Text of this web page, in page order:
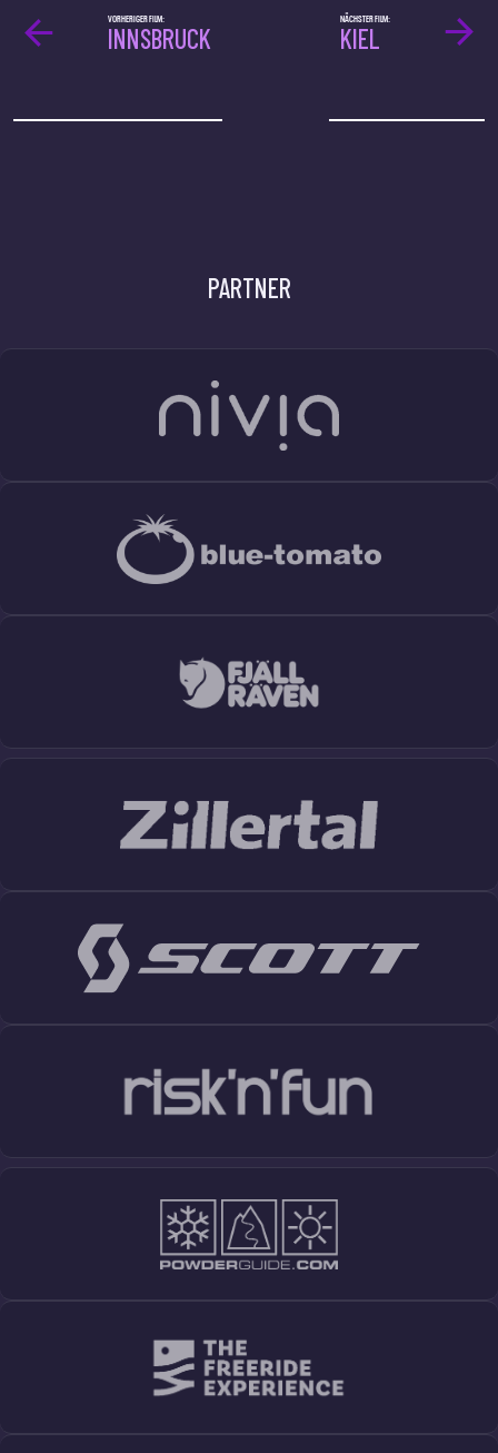
NÄCHSTER FILM:
KIEL
VORHERIGER FILM:
INNSBRUCK
PARTNER